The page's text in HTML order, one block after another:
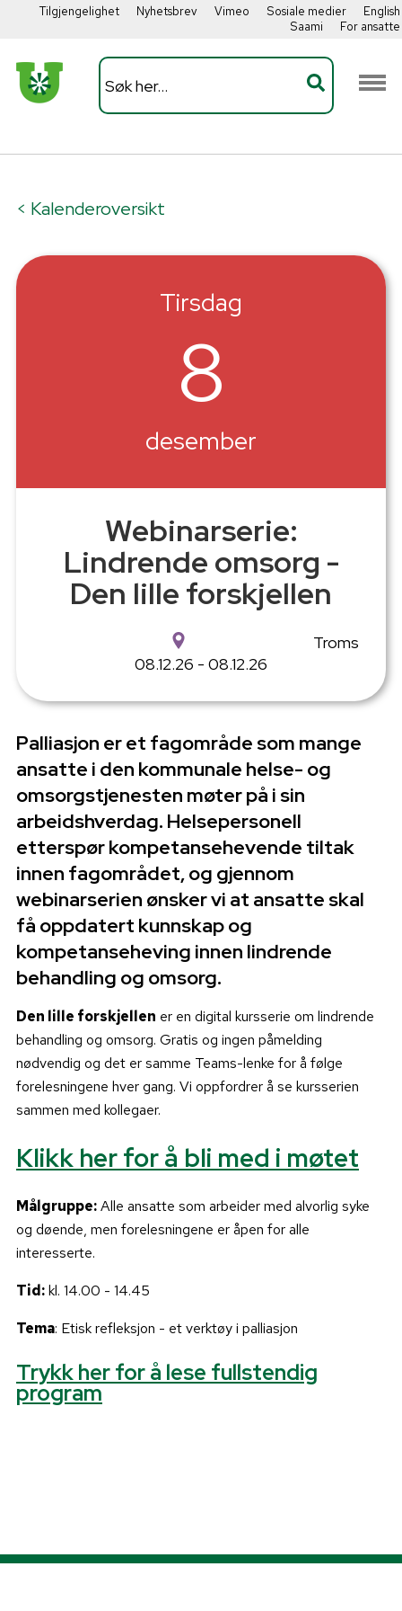
Tilgjengelighet Nyhetsbrev Vimeo Sosiale medier
English
Saami
For ansatte
< Kalenderoversikt
Tirsdag
8
desember
Webinarserie:
Lindrende omsorg -
Den lille forskjellen
Troms
08.12.26 - 08.12.26
Palliasjon er et fagområde som mange
ansatte i den kommunale helse- og
omsorgstjenesten møter på i sin
arbeidshverdag. Helsepersonell
etterspør kompetansehevende tiltak
innen fagområdet, og gjennom
webinarserien ønsker vi at ansatte skal
få oppdatert kunnskap og
kompetanseheving innen lindrende
behandling og omsorg.
Den lille forskjellen er en digital kursserie om lindrende
behandling og omsorg. Gratis og ingen påmelding
nødvendig og det er samme Teams-lenke for å følge
forelesningene hver gang. Vi oppfordrer å se kursserien
sammen med kollegaer.
Klikk her for å bli med i møtet
Målgruppe:Alle ansatte som arbeider med alvorlig syke
og døende, men forelesningene er åpen for alle
interesserte.
Tid:kl. 14.00 - 14.45
Tema: Etisk refleksjon - et verktøy i palliasjon
Trykk her for å lese fullstendig
program